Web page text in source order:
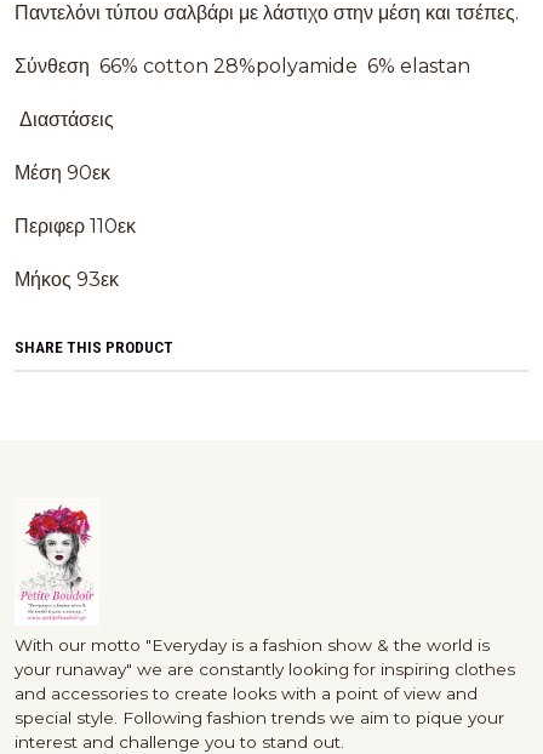
Παντελόνι τύπου σαλβάρι με λάστιχο στην μέση και τσέπες.
Σύνθεση 66% cotton 28%polyamide 6% elastan
Διαστάσεις
Μέση 90εκ
Περιφερ 110εκ
Μήκος 93εκ
SHARE THIS PRODUCT
With our motto "Everyday is a fashion show & the world is
your runaway" we are constantly looking for inspiring clothes
and accessories to create looks with a point of view and
special style. Following fashion trends we aim to pique your
interest and challenge you to stand out.